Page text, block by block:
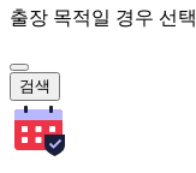
출장 목적일 경우 선택
검색